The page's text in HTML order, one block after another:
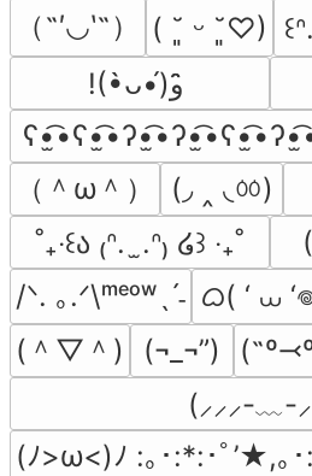
（˶′◡‵˶）
( ˘͈ ᵕ ˘͈♡)
（＾ω＾）
(◞ ‸ ◟ㆀ)
˚₊‧꒰ა ₍ᐢ.  ̫.ᐢ₎ ໒꒱ ‧₊˚
/ᐠ. ｡.ᐟ\ᵐᵉᵒʷˎˊ˗ ᜊ( ‘ ⩊
(＾▽＾)
(¬_¬”)
(⸝⸝⸝-﹏-
(ﾉ>ω<)ﾉ :｡･:*:･ﾟ’★,｡